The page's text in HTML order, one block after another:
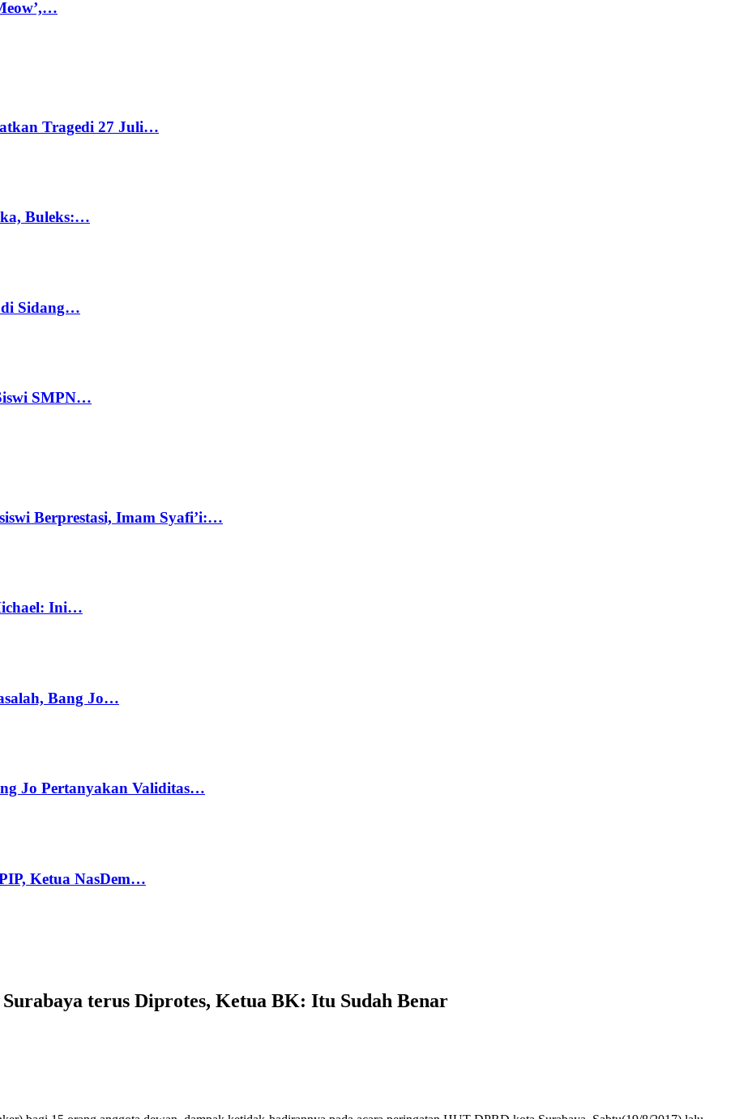
Tragedi 27 Juli…
Buleks:…
di Sidang…
SMPN…
Berprestasi, Imam Syafi’i:…
Ini…
Bang Jo…
Jo Pertanyakan Validitas…
Ketua NasDem…
terus Diprotes, Ketua BK: Itu Sudah Benar